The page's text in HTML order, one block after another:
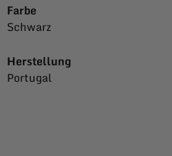
Farbe
Schwarz
Herstellung
Portugal